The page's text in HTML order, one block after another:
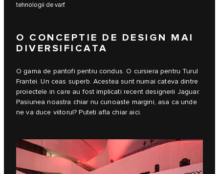
tehnologii de varf.
O CONCEPTIE DE DESIGN MAI
DIVERSIFICATA
O gama de pantofi pentru condus. O cursiera pentru Turul
Frantei. Un ceas superb. Acestea sunt numai cateva dintre
proiectele in care au fost implicati recent designerii Jaguar.
Pasiunea noastra chiar nu cunoaste margini, asa ca unde
ne va duce viitorul? Puteti afla chiar aici.